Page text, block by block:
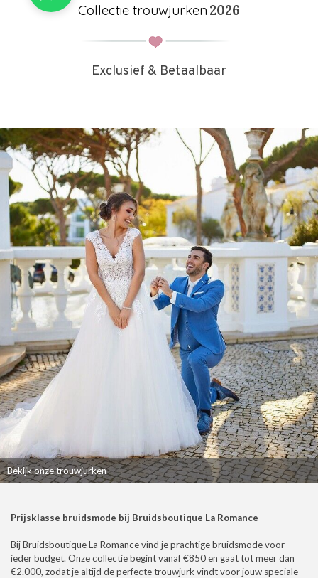
Collectie trouwjurken 2026
Exclusief & Betaalbaar
Bekijk onze trouwjurken
Prijsklasse bruidsmode bij Bruidsboutique La Romance
Bij Bruidsboutique La Romance vind je prachtige bruidsmode voor
ieder budget. Onze collectie begint vanaf €850 en gaat tot meer dan
€2.000, zodat je altijd de perfecte trouwjurk vindt voor jouw speciale